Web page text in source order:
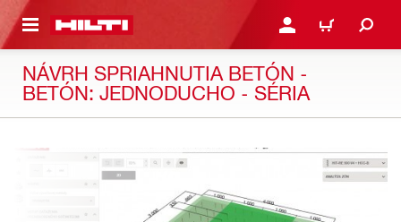
HLAVNÝ OBSAH PRIHLÁSIŤ ALEBO
KOŠÍK
NÁVRH SPRIAHNUTIA BETÓN -
BETÓN: JEDNODUCHO - SÉRIA